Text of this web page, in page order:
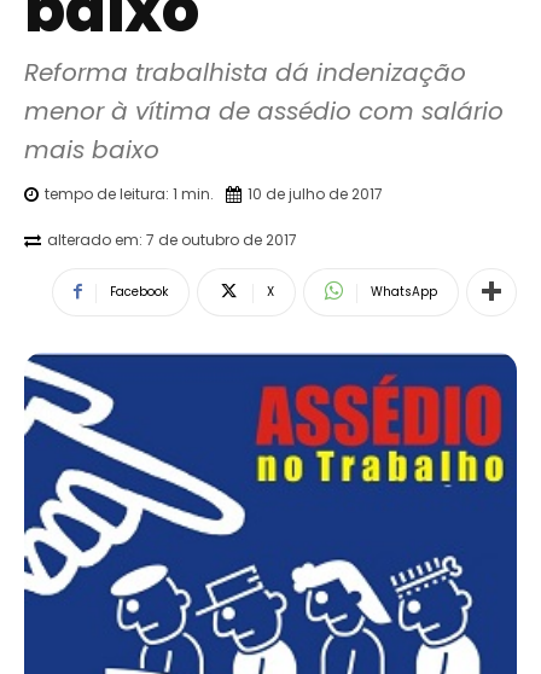
Reforma trabalhista dá indenização
menor à vítima de assédio com salário
mais baixo
tempo de leitura: 1 min. 10 de julho de 2017
alterado em: 7 de outubro de 2017
Facebook X WhatsApp